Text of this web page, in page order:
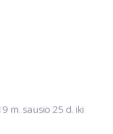
m. sausio 25 d. iki